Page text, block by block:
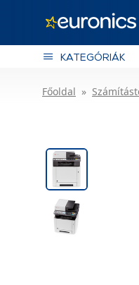
KATEGÓRIÁK
Főoldal